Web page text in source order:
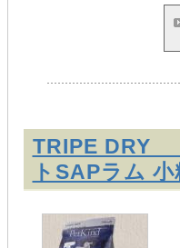
TRIPE DRY
トSAPラム 小